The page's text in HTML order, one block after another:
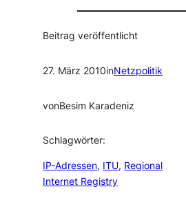
Beitrag veröffentlicht
27. März 2010inNetzpolitik
vonBesim Karadeniz
Schlagwörter:
IP-Adressen, ITU, Regional
Internet Registry